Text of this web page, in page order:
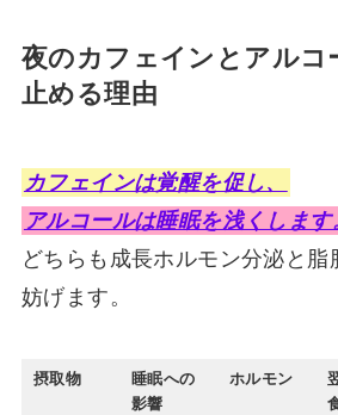
夜のカフェインとアルコ
止める理由
カフェインは覚醒を促し、
アルコールは睡眠を浅くします
どちらも成長ホルモン分泌と脂
妨げます。
摂取物
睡眠への
影響
ホルモン